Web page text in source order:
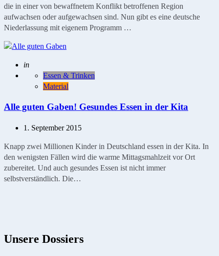
die in einer von bewaffnetem Konflikt betroffenen Region
aufwachsen oder aufgewachsen sind. Nun gibt es eine deutsche
Niederlassung mit eigenem Programm …
Geschrieben
in
Essen & Trinken
Material
Alle guten Gaben! Gesundes Essen in der Kita
1. September 2015
Knapp zwei Millionen Kinder in Deutschland essen in der Kita. In
den wenigsten Fällen wird die warme Mittagsmahlzeit vor Ort
zubereitet. Und auch gesundes Essen ist nicht immer
selbstverständlich. Die…
Unsere Dossiers